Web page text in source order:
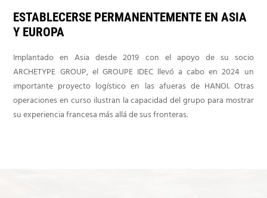
ESTABLECERSE PERMANENTEMENTE EN ASIA
Y EUROPA
Implantado en Asia desde 2019 con el apoyo de su socio
ARCHETYPE GROUP, el GROUPE IDEC llevó a cabo en 2024 un
importante proyecto logístico en las afueras de HANOI. Otras
operaciones en curso ilustran la capacidad del grupo para mostrar
su experiencia francesa más allá de sus fronteras.